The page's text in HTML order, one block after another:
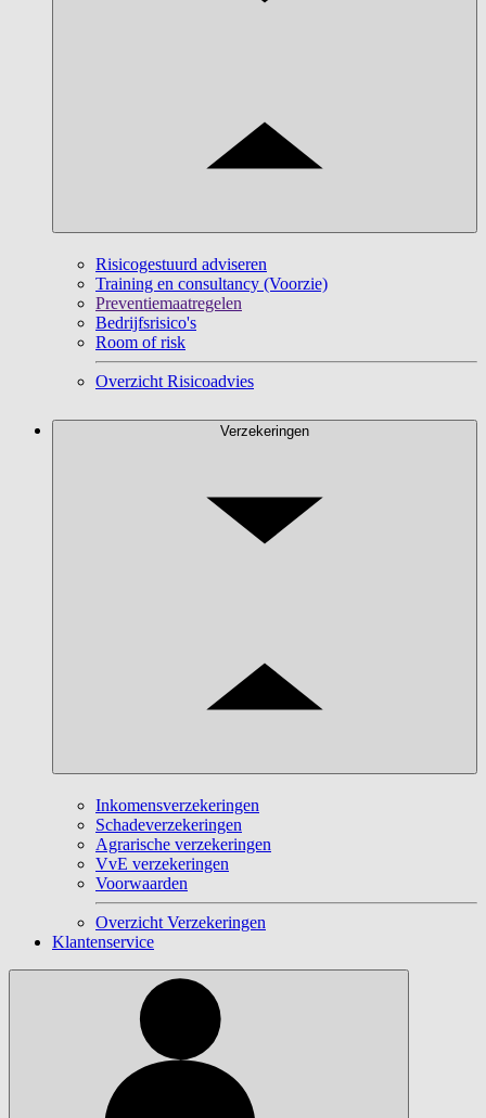
Risicogestuurd adviseren
Training en consultancy (Voorzie)
Preventiemaatregelen
Bedrijfsrisico's
Room of risk
Overzicht Risicoadvies
Verzekeringen
Inkomensverzekeringen
Schadeverzekeringen
Agrarische verzekeringen
VvE verzekeringen
Voorwaarden
Overzicht Verzekeringen
Klantenservice